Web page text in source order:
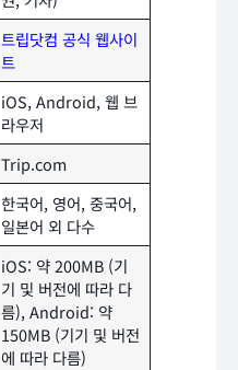
트립닷컴 공식 웹사이
트
iOS, Android, 웹 브
라우저
Trip.com
한국어, 영어, 중국어,
일본어 외 다수
iOS: 약 200MB (기
기 및 버전에 따라 다
름), Android: 약
150MB (기기 및 버전
에 따라 다름)